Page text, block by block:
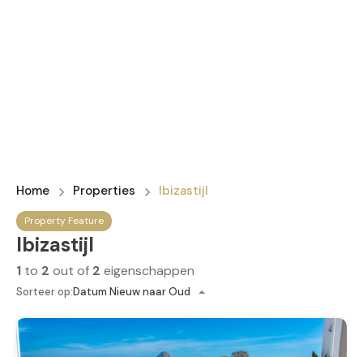
Home Properties Ibizastijl
Property Feature
Ibizastijl
1 to 2 out of 2 eigenschappen
Sorteer op:Datum Nieuw naar Oud